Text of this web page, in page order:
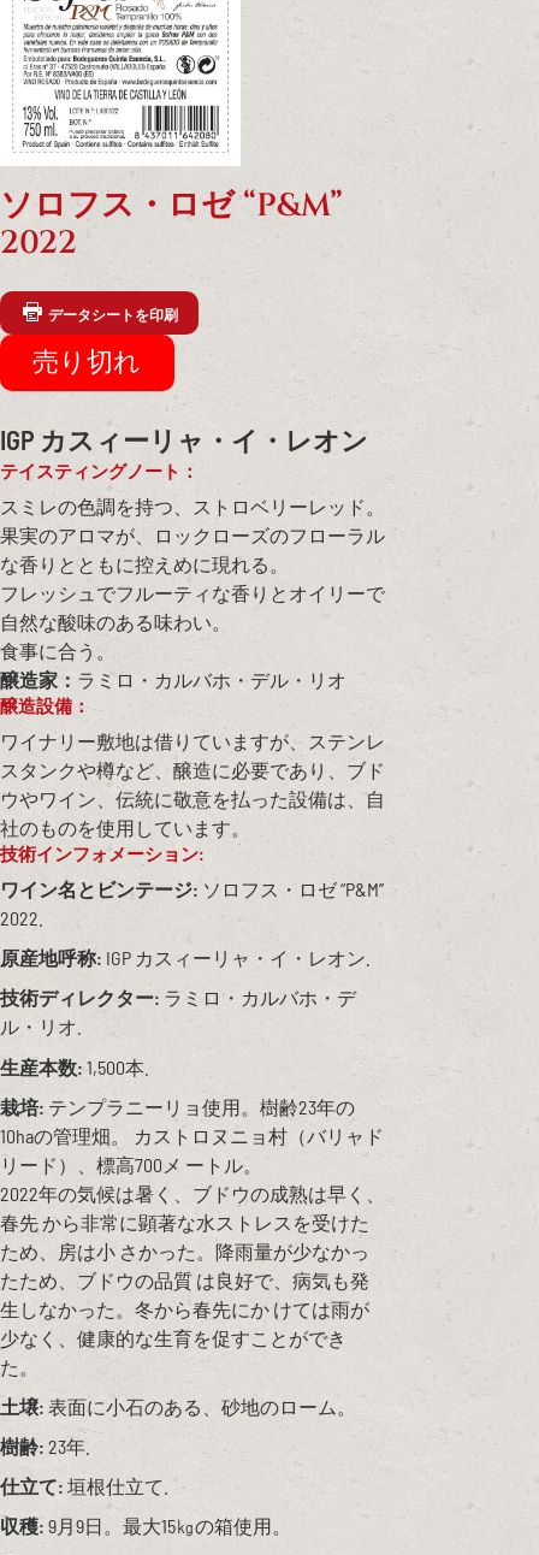
ソロフス・ロゼ “P&M”
2022
データシートを印刷
IGP カスィーリャ・イ・レオン
テイスティングノート：
スミレの色調を持つ、ストロベリーレッド。
果実のアロマが、ロックローズのフローラル
な香りとともに控えめに現れる。
フレッシュでフルーティな香りとオイリーで
自然な酸味のある味わい。
食事に合う。
醸造家： ラミロ・カルバホ・デル・リオ
醸造設備：
ワイナリー敷地は借りていますが、ステンレ
スタンクや樽など、醸造に必要であり、ブド
ウやワイン、伝統に敬意を払った設備は、自
社のものを使用しています。
技術インフォメーション:
ワイン名とビンテージ: ソロフス・ロゼ “P&M”
2022.
原産地呼称: IGP カスィーリャ・イ・レオン.
技術ディレクター: ラミロ・カルバホ・デ
ル・リオ.
生産本数:1,500本.
栽培: テンプラニーリョ使用。樹齢23年の
10haの管理畑。 カストロヌニョ村（バリャド
リード）、標高700メ ートル。
2022年の気候は暑く、ブドウの成熟は早く、
春先 から非常に顕著な水ストレスを受けた
ため、房は小 さかった。降雨量が少なかっ
たため、ブドウの品質 は良好で、病気も発
生しなかった。冬から春先にか けては雨が
少なく、健康的な生育を促すことができ
た。
土壌: 表面に小石のある、砂地のローム。
樹齢: 23年.
仕立て: 垣根仕立て.
収穫: 9月9日。最大15㎏の箱使用。